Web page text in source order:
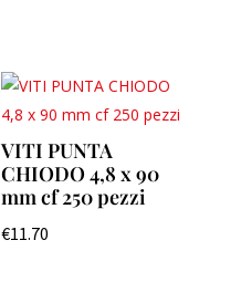
VITI PUNTA
CHIODO 4,8 x 90
mm cf 250 pezzi
€11.70